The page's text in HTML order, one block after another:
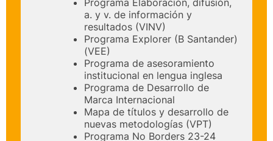
Programa Elaboración, difusión,
a. y v. de información y
resultados (VINV)
Programa Explorer (B Santander)
(VEE)
Programa de asesoramiento
institucional en lengua inglesa
Programa de Desarrollo de
Marca Internacional
Mapa de títulos y desarrollo de
nuevas metodologías (VPT)
Programa No Borders 23-24